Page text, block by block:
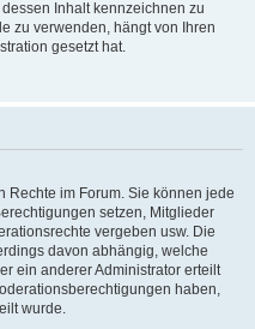
Inhalt kennzeichnen zu
zu verwenden, hängt von Ihren
gesetzt hat.
Rechte im Forum. Sie können jede
setzen, Mitglieder
vergeben usw. Die
davon abhängig, welche
ein anderer Administrator erteilt
haben,
wurde.